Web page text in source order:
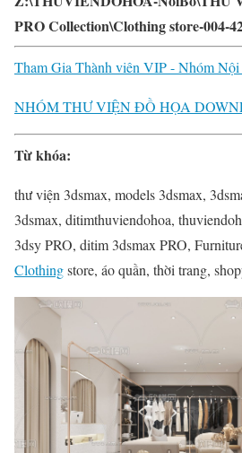
PRO Collection\Clothing store-004-
Tham Gia Thành viên VIP - Nhóm
NHÓM THƯ VIỆN ĐỒ HỌA
Từ khóa:
thư viện 3dsmax, models 3dsmax,
3dsmax, ditimthuviendohoa,
3dsy PRO, ditim 3dsmax PRO,
Clothingstore, áo quần, thời trang,